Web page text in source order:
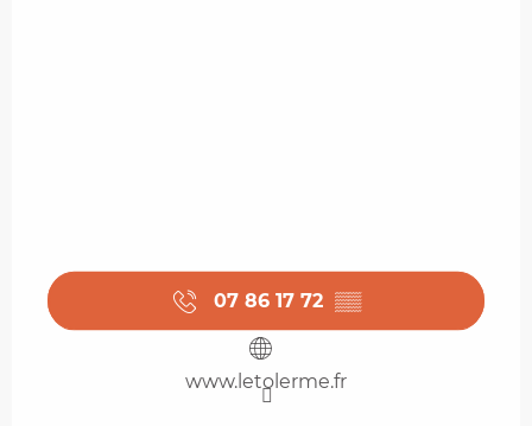
07 86 17 72 ▒▒
www.letolerme.fr